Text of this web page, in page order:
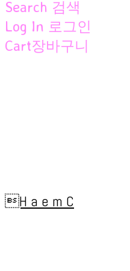
Search 검색
Log In 로그인
Cart장바구니
H a e m C